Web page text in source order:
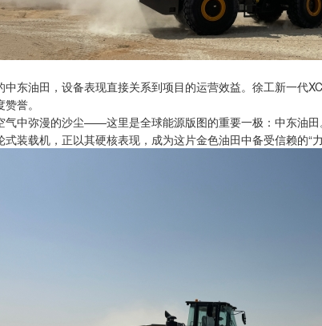
东油田，设备表现直接关系到项目的运营效益。徐工新一代
誉。
气中弥漫的沙尘——这里是全球能源版图的重要一极：中东油
装载机，正以其硬核表现，成为这片金色油田中备受信赖的“力